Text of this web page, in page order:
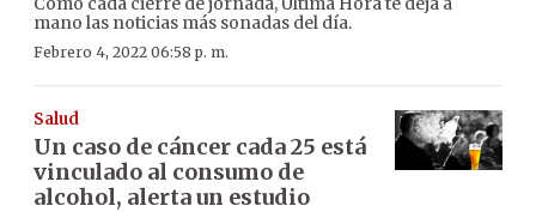
mano las noticias más sonadas del día.
Febrero 4, 2022 06:58 p. m.
Salud
Un caso de cáncer cada 25 está
vinculado al consumo de
alcohol, alerta un estudio